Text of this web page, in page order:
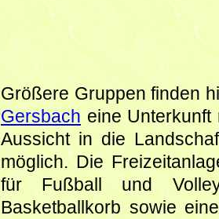
Größere Gruppen finden
Gersbach eine Unterkunft
Aussicht in die
möglich. Die
für Fußball und
Basketballkorb sowie